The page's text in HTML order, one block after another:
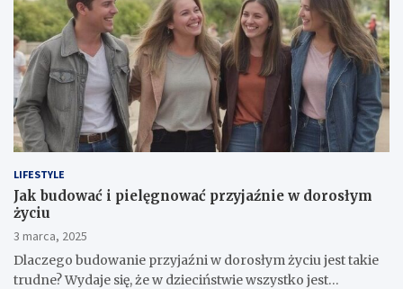
LIFESTYLE
Jak budować i pielęgnować przyjaźnie w dorosłym
życiu
3 marca, 2025
Dlaczego budowanie przyjaźni w dorosłym życiu jest takie
trudne? Wydaje się, że w dzieciństwie wszystko jest…